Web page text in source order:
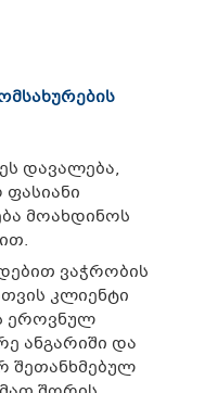
დავალება,
მოახდინოს
ვაჭრობის
კლიენტი
ეროვნულ
ანგარიში და
შეთანხმებულ